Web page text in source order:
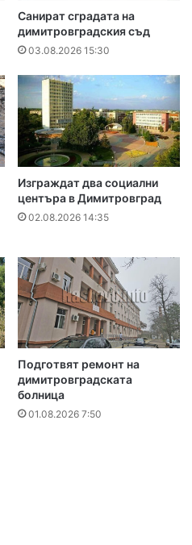
Санират сградата на
димитровградския съд
03.08.2026 15:30
Изграждат два социални
центъра в Димитровград
02.08.2026 14:35
Подготвят ремонт на
димитровградската
болница
01.08.2026 7:50